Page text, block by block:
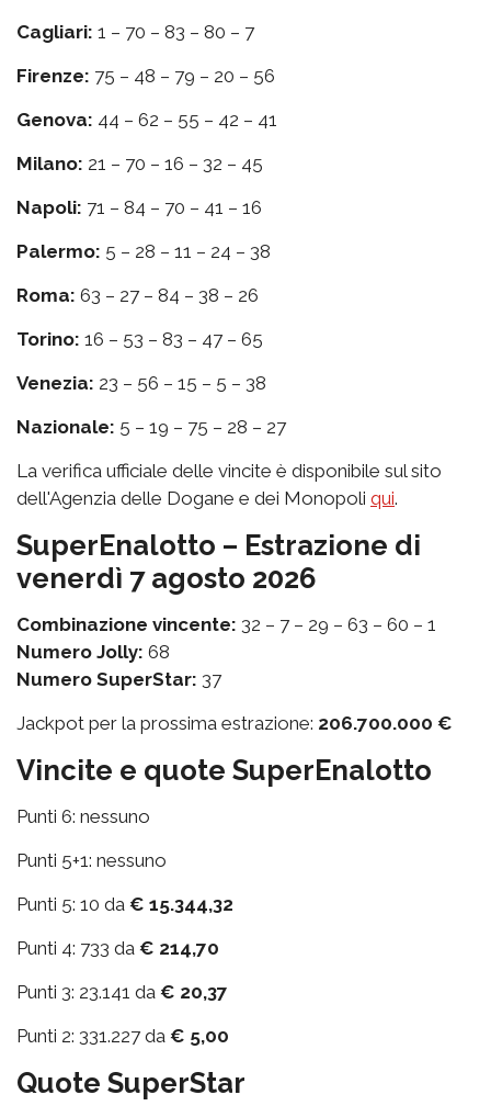
Cagliari: 1 – 70 – 83 – 80 – 7
Firenze: 75 – 48 – 79 – 20 – 56
Genova: 44 – 62 – 55 – 42 – 41
Milano: 21 – 70 – 16 – 32 – 45
Napoli: 71 – 84 – 70 – 41 – 16
Palermo: 5 – 28 – 11 – 24 – 38
Roma: 63 – 27 – 84 – 38 – 26
Torino: 16 – 53 – 83 – 47 – 65
Venezia: 23 – 56 – 15 – 5 – 38
Nazionale: 5 – 19 – 75 – 28 – 27
La verifica ufficiale delle vincite è disponibile sul sito
dell'Agenzia delle Dogane e dei Monopoli qui.
SuperEnalotto – Estrazione di
venerdì 7 agosto 2026
Combinazione vincente: 32 – 7 – 29 – 63 – 60 – 1
Numero Jolly: 68
Numero SuperStar: 37
Jackpot per la prossima estrazione: 206.700.000 €
Vincite e quote SuperEnalotto
Punti 6: nessuno
Punti 5+1: nessuno
Punti 5: 10 da € 15.344,32
Punti 4: 733 da € 214,70
Punti 3: 23.141 da € 20,37
Punti 2: 331.227 da € 5,00
Quote SuperStar